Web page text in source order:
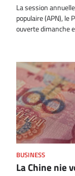
La session
populaire (APN), le
ouverte dimanche
BUSINESS
La Chine nie